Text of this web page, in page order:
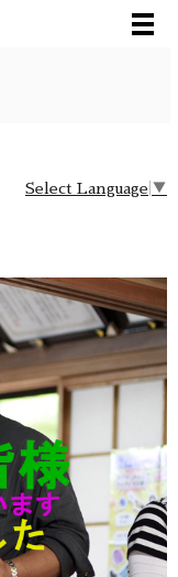
メ
Select Language ▼